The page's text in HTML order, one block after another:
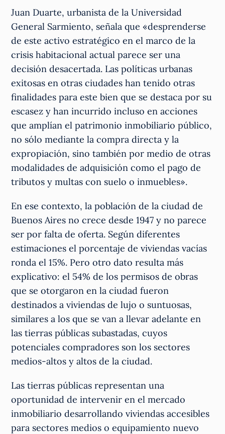
Juan Duarte, urbanista de la Universidad
General Sarmiento, señala que «desprenderse
de este activo estratégico en el marco de la
crisis habitacional actual parece ser una
decisión desacertada. Las políticas urbanas
exitosas en otras ciudades han tenido otras
finalidades para este bien que se destaca por su
escasez y han incurrido incluso en acciones
que amplían el patrimonio inmobiliario público,
no sólo mediante la compra directa y la
expropiación, sino también por medio de otras
modalidades de adquisición como el pago de
tributos y multas con suelo o inmuebles».
En ese contexto, la población de la ciudad de
Buenos Aires no crece desde 1947 y no parece
ser por falta de oferta. Según diferentes
estimaciones el porcentaje de viviendas vacías
ronda el 15%. Pero otro dato resulta más
explicativo: el 54% de los permisos de obras
que se otorgaron en la ciudad fueron
destinados a viviendas de lujo o suntuosas,
similares a los que se van a llevar adelante en
las tierras públicas subastadas, cuyos
potenciales compradores son los sectores
medios-altos y altos de la ciudad.
Las tierras públicas representan una
oportunidad de intervenir en el mercado
inmobiliario desarrollando viviendas accesibles
para sectores medios o equipamiento nuevo